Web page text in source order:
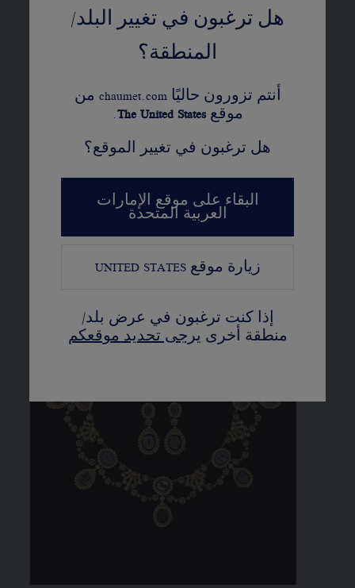
هل ترغبون في تغيير البلد/
المنطقة؟
أنتم تزورون حاليًا chaumet.com من
موقع TheUnited States
.
هل ترغبون في تغيير الموقع؟
البقاء على موقع الإمارات
العربية المتحدة
زيارة موقعUNITED STATES
إذا كنت ترغبون في عرض بلد/
منطقة أخرى يرجى تحديد موقعكم